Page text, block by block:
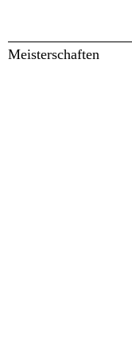
Meisterschaften